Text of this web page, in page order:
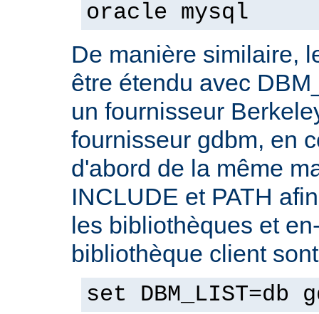
oracle mysql
De manière similaire,
être étendu avec
un fournisseur
fournisseur gdbm, en
d'abord de la même
INCLUDE et PATH
les bibliothèques et
bibliothèque client
set DBM_LIST=db